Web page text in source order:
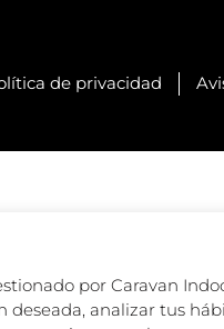
de privacidad
por Caravan
analizar tus